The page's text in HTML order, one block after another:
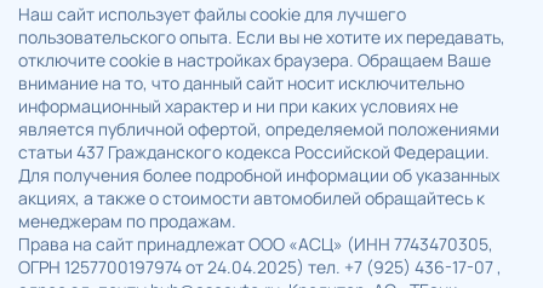
Наш сайт использует файлы cookie для лучшего
пользовательского опыта. Если вы не хотите их передавать,
отключите cookie в настройках браузера. Обращаем Ваше
внимание на то, что данный сайт носит исключительно
информационный характер и ни при каких условиях не
является публичной офертой, определяемой положениями
статьи 437 Гражданского кодекса Российской Федерации.
Для получения более подробной информации об указанных
акциях, а также о стоимости автомобилей обращайтесь к
менеджерам по продажам.
Права на сайт принадлежат ООО «АСЦ» (ИНН 7743470305,
ОГРН 1257700197974 от 24.04.2025) тел. +7 (925) 436-17-07 ,